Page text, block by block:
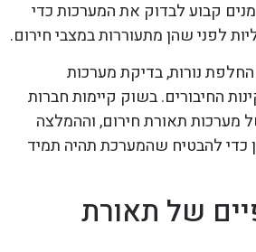
קבוע לבדוק את המערכות כדי
לפני שהן מתעוררות במצבי חירום.
נורות, בדיקת מערכות
החיבורים. בשוק קיימות חברות
תאורת חירום, וההמלצה
כדי להבטיח שהמערכת תהיה תמיד
של תאורת